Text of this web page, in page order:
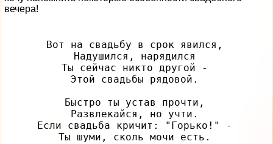
вечера!
Вот на свадьбу в срок явился,
Надушился, нарядился
Ты сейчас никто другой -
Этой свадьбы рядовой.
Быстро ты устав прочти,
Развлекайся, но учти.
Если свадьба кричит: "Горько!" -
Ты шуми, сколь мочи есть.